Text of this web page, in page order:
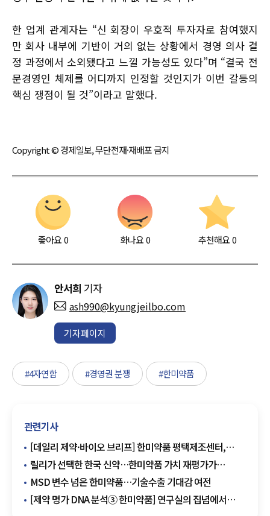
한 업계 관계자는 “신 회장이 우호적 투자자로 참여했지
만 회사 내부에 기반이 거의 없는 상황에서 경영 의사 결
정 과정에서 소외됐다고 느낄 가능성도 있다”며 “결국 전
문경영인 체제를 어디까지 인정할 것인지가 이번 갈등의
핵심 쟁점이 될 것”이라고 말했다.
Copyright © 경제일보, 무단전재·재배포 금지
좋아요0 화나요0 추천해요 0
안서희 기자
ash990@kyungjeilbo.com
기자페이지
#4자연합 #경영권 분쟁 #한미약품
관련기사
[데일리 제약·바이오 브리프] ​​​​​​​한미약품 평택제조센터,
제약업계 최초 PSM 'P등급' 유지 外
릴리가 선택한 한국 신약…한미약품 가치 재평가가
시작됐다
MSD 변수 넘은 한미약품…기술수출 기대감 여전
[제약 명가 DNA 분석③ 한미약품] 연구실의 집념에서